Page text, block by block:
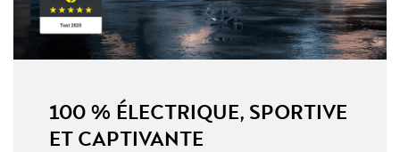
100 % ÉLECTRIQUE, SPORTIVE
ET CAPTIVANTE